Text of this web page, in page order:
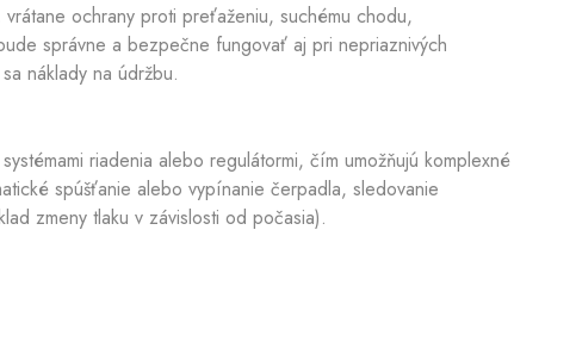
ochrany proti preťaženiu, suchému chodu,
správne a bezpečne fungovať aj pri nepriaznivých
náklady na údržbu.
riadenia alebo regulátormi, čím umožňujú komplexné
spúšťanie alebo vypínanie čerpadla, sledovanie
zmeny tlaku v závislosti od počasia).